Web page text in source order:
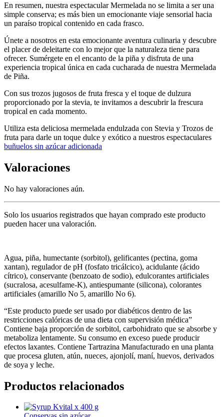
En resumen, nuestra espectacular Mermelada no se limita a ser una
simple conserva; es más bien un emocionante viaje sensorial hacia
un paraíso tropical contenido en cada frasco.
Únete a nosotros en esta emocionante aventura culinaria y descubre
el placer de deleitarte con lo mejor que la naturaleza tiene para
ofrecer. Sumérgete en el encanto de la piña y disfruta de una
experiencia tropical única en cada cucharada de nuestra Mermelada
de Piña.
Con sus trozos jugosos de fruta fresca y el toque de dulzura
proporcionado por la stevia, te invitamos a descubrir la frescura
tropical en cada momento.
Utiliza esta deliciosa mermelada endulzada con Stevia y Trozos de
fruta para darle un toque dulce y exótico a nuestros espectaculares
buñuelos sin azúcar adicionada
Valoraciones
No hay valoraciones aún.
Solo los usuarios registrados que hayan comprado este producto
pueden hacer una valoración.
Agua, piña, humectante (sorbitol), gelificantes (pectina, goma
xantan), regulador de pH (fosfato tricálcico), acidulante (ácido
cítrico), conservante (benzoato de sodio), edulcorantes artificiales
(sucralosa, acesulfame-K), antiespumante (silicona), colorantes
artificiales (amarillo No 5, amarillo No 6).
“Este producto puede ser usado por diabéticos dentro de las
restricciones calóricas de una dieta con supervisión médica”
Contiene baja proporción de sorbitol, carbohidrato que se absorbe y
metaboliza lentamente. Su consumo en exceso puede producir
efectos laxantes. Contiene Tartrazina Manufacturado en una planta
que procesa gluten, atún, nueces, ajonjolí, maní, huevos, derivados
de soya y leche.
Productos relacionados